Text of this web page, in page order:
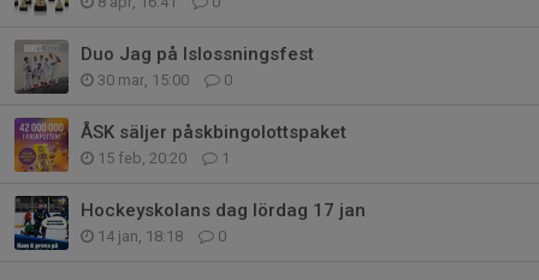
Duo Jag på Islossningsfest
30 mar, 15:00 0
ÅSK säljer påskbingolottspaket
15 feb, 20:20 1
Hockeyskolans dag lördag 17 jan
14 jan, 18:18 0